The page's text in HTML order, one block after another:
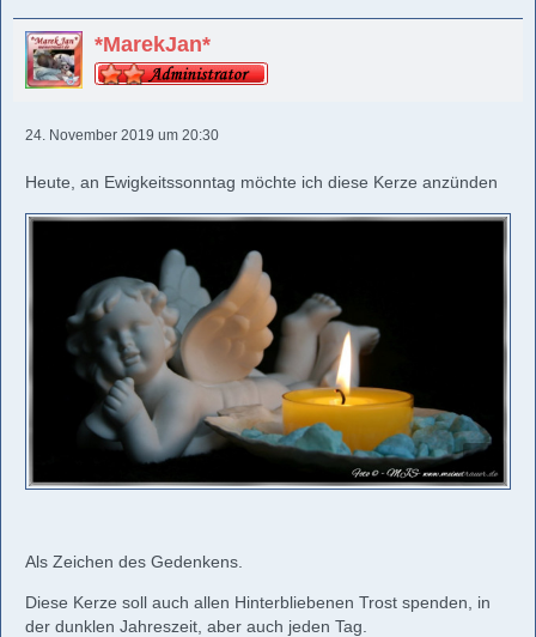
*MarekJan*
24. November 2019 um 20:30
Heute, an Ewigkeitssonntag möchte ich diese Kerze anzünden
Als Zeichen des Gedenkens.
Diese Kerze soll auch allen Hinterbliebenen Trost spenden, in
der dunklen Jahreszeit, aber auch jeden Tag.